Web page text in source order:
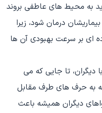
به محیط های عاطفی بروند
درمان شود، زیرا
ای بر سرعت بهبودی آن ها
دیگران، تا جایی که می
به حرف های طرف مقابل
دیگران همیشه باعث